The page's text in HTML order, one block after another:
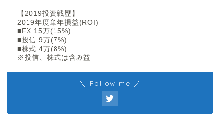
【2019投資戦歴】
2019年度単年損益(ROI)
■FX 15万(15%)
■投信 9万(7%)
■株式 4万(8%)
※投信、株式は含み益
＼ Follow me ／